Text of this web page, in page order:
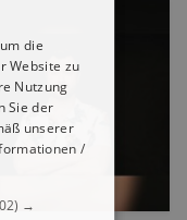
die
Website zu
Nutzung
Sie der
unserer
/
→